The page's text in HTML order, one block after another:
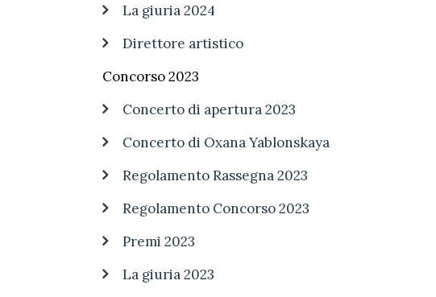
La giuria 2024
Direttore artistico
Concorso 2023
Concerto di apertura 2023
Concerto di Oxana Yablonskaya
Regolamento Rassegna 2023
Regolamento Concorso 2023
Premi 2023
La giuria 2023